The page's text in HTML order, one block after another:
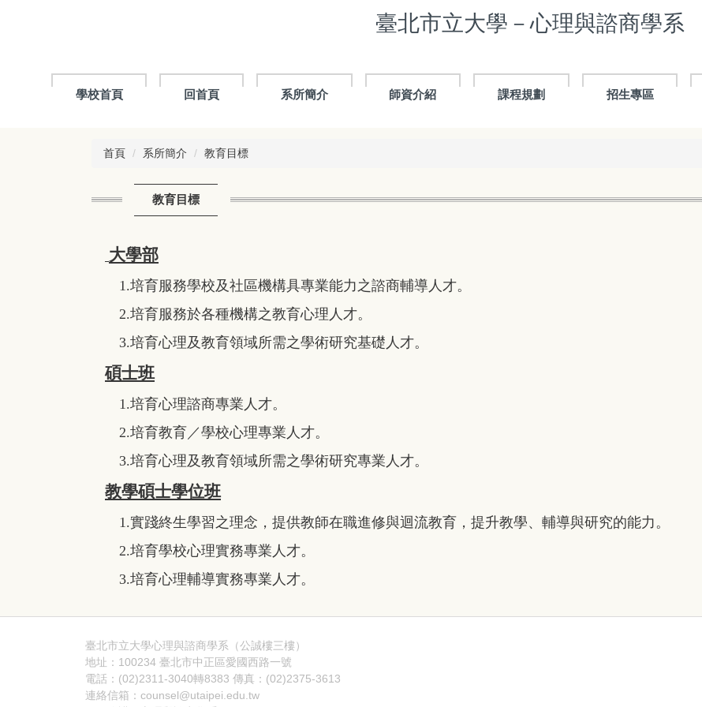
臺北市立大學－心理與諮商學系
學校首頁 回首頁 系所簡介 師資介紹 課程規劃 招生專區
首頁 系所簡介 教育目標
教育目標
大學部
1.培育服務學校及社區機構具專業能力之諮商輔導人才。
2.培育服務於各種機構之教育心理人才。
3.培育心理及教育領域所需之學術研究基礎人才。
碩士班
1.培育心理諮商專業人才。
2.培育教育／學校心理專業人才。
3.培育心理及教育領域所需之學術研究專業人才。
教學碩士學位班
1.實踐終生學習之理念，提供教師在職進修與迴流教育，提升教學、輔導與研究的能力。
2.培育學校心理實務專業人才。
3.培育心理輔導實務專業人才。
臺北市立大學心理與諮商學系（公誠樓三樓）
地址：100234 臺北市中正區愛國西路一號
電話：(02)2311-3040轉8383 傳真：(02)2375-3613
連絡信箱：counsel@utaipei.edu.tw